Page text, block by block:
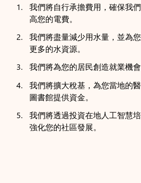
我們將自行承擔費用，確保我
高您的電費。
我們將盡量減少用水量，並為
更多的水資源。
我們將為您的居民創造就業機會
我們將擴大稅基，為您當地的
圖書館提供資金。
我們將透過投資在地人工智慧
強化您的社區發展。